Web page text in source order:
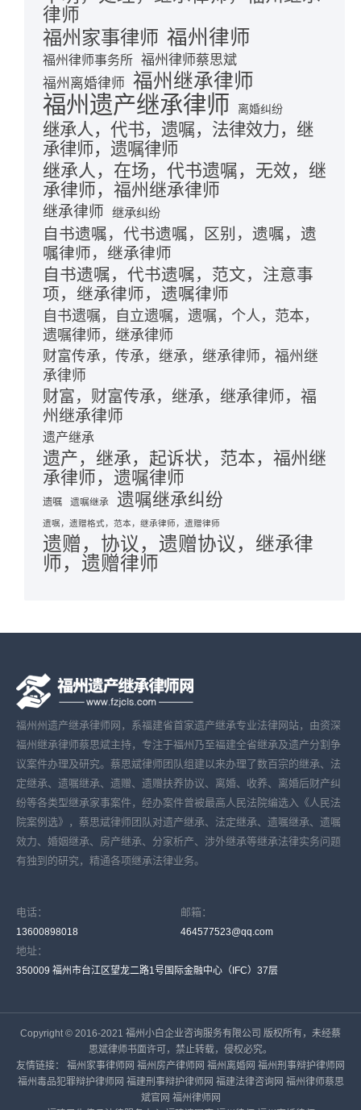
律师
福州家事律师 福州律师
福州律师事务所 福州律师蔡思斌
福州离婚律师 福州继承律师
福州遗产继承律师 离婚纠纷
继承人，代书，遗嘱，法律效力，继
承律师，遗嘱律师
继承人，在场，代书遗嘱，无效，继
承律师，福州继承律师
继承律师 继承纠纷
自书遗嘱，代书遗嘱，区别，遗嘱，遗
嘱律师，继承律师
自书遗嘱，代书遗嘱，范文，注意事
项，继承律师，遗嘱律师
自书遗嘱，自立遗嘱，遗嘱，个人，范本，
遗嘱律师，继承律师
财富传承，传承，继承，继承律师，福州继
承律师
财富，财富传承，继承，继承律师，福
州继承律师
遗产继承
遗产，继承，起诉状，范本，福州继
承律师，遗嘱律师
遗嘱 遗嘱继承 遗嘱继承纠纷
遗嘱，遗赠格式，范本，继承律师，遗赠律师
遗赠，协议，遗赠协议，继承律
师，遗赠律师
福州州遗产继承律师网，系福建省首家遗产继承专业法律网站，由资深
福州继承律师蔡思斌主持，专注于福州乃至福建全省继承及遗产分割争
议案件办理及研究。蔡思斌律师团队组建以来办理了数百宗的继承、法
定继承、遗嘱继承、遗赠、遗赠扶养协议、离婚、收养、离婚后财产纠
纷等各类型继承家事案件，经办案件曾被最高人民法院编选入《人民法
院案例选》，蔡思斌律师团队对遗产继承、法定继承、遗嘱继承、遗嘱
效力、婚姻继承、房产继承、分家析产、涉外继承等继承法律实务问题
有独到的研究，精通各项继承法律业务。
电话：
13600898018
邮箱：
464577523@qq.com
地址：
350009 福州市台江区望龙二路1号国际金融中心（IFC）37层
Copyright © 2016-2021 福州小白企业咨询服务有限公司 版权所有，未经蔡
思斌律师书面许可，禁止转载，侵权必究。
友情链接： 福州家事律师网 福州房产律师网 福州离婚网 福州刑事辩护律师网
福州毒品犯罪辩护律师网 福建刑事辩护律师网 福建法律咨询网 福州律师蔡思
斌官网 福州律师网